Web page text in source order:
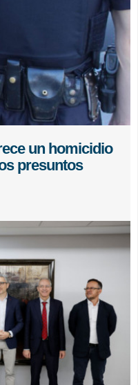
un homicidio
presuntos